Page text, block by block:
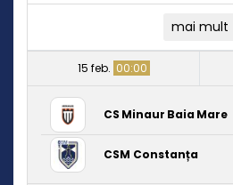
mai mult
15 feb. 00:00
CS Minaur Baia Mare
CSM Constanța